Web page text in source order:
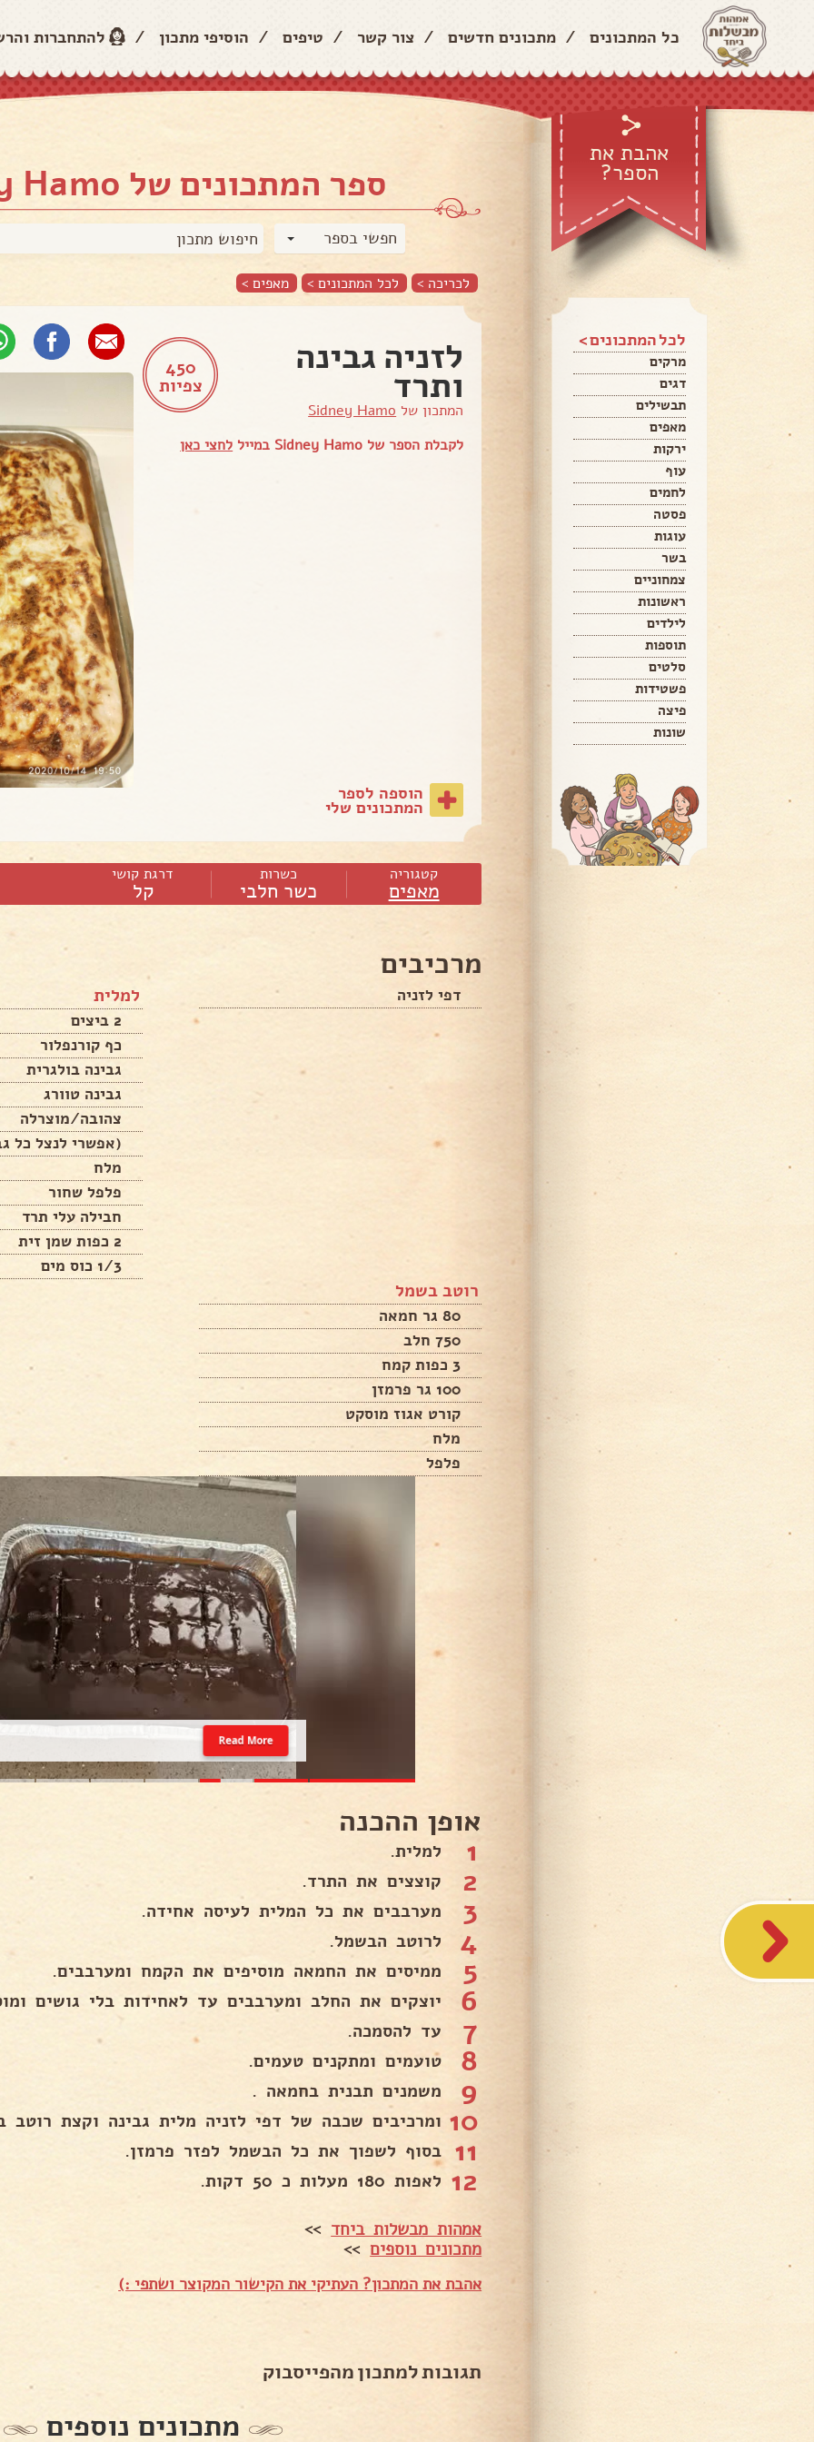
כל המתכונים / מתכונים חדשים / צור קשר / טיפים / הוסיפי מתכון / להתחברות
אהבת את
הספר?
לכל המתכונים >
מרקים
דגים
תבשילים
מאפים
ירקות
עוף
לחמים
פסטה
עוגות
בשר
צמחוניים
ראשונות
לילדים
תוספות
סלטים
פשטידות
פיצה
שונות
ספר המתכונים של Sidney Hamo
חפשי בספר
לכריכה > לכל המתכונים > מאפים >
450
צפיות
לזניה גבינה
ותרד
המתכון של Sidney Hamo
לקבלת הספר של Sidney Hamo במייל
לחצי כאן
הוספה לספר
המתכונים שלי
קטגוריה
מאפים
כשרות
כשר חלבי
דרגת קושי
קל
מרכיבים
דפי לזניה למלית
2 ביצים
כף קורנפלור
גבינה בולגרית
גבינה טוורג
צהובה/מוצרלה
(אפשרי לנצל כל
מלח
פלפל שחור
חבילה עלי תרד
2 כפות שמן זית
1/3 כוס מים
רוטב בשמל
80 גר חמאה
750 חלב
3 כפות קמח
100 גר פרמזן
קורט אגוז מוסקט
מלח
פלפל
Read More
אופן ההכנה
1 למלית.
2 קוצצים את התרד.
3 מערבבים את כל המלית לעיסה אחידה.
4 לרוטב הבשמל.
5 ממיסים את החמאה מוסיפים את הקמח ומערבבים.
6 יוצקים את החלב ומערבבים עד לאחידות בלי גושים
7 עד להסמכה.
8 טועמים ומתקנים טעמים.
9 משמנים תבנית בחמאה .
10 ומרכיבים שכבה של דפי לזניה מלית גבינה וקצת רוטב
11 בסוף לשפוך את כל הבשמל לפזר פרמזן.
12 לאפות 180 מעלות כ 50 דקות.
אמהות מבשלות ביחד >>
מתכונים נוספים>>
אהבת את המתכון? העתיקי את הקישור המקוצר ושתפי :)
תגובות למתכון מהפייסבוק
מתכונים נוספים